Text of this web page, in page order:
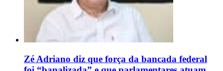
Zé Adriano diz que força da bancada federal